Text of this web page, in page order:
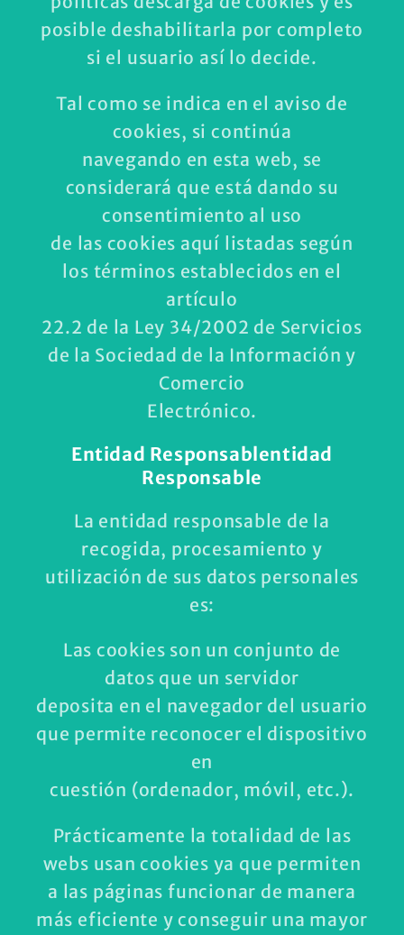
posible deshabilitarla por completo
si el usuario así lo decide.
Tal como se indica en el aviso de
cookies, si continúa
navegando en esta web, se
considerará que está dando su
consentimiento al uso
de las cookies aquí listadas según
los términos establecidos en el
artículo
22.2 de la Ley 34/2002 de Servicios
de la Sociedad de la Información y
Comercio
Electrónico.
Entidad Responsablentidad
Responsable
La entidad responsable de la
recogida, procesamiento y
utilización de sus datos personales
es:
Las cookies son un conjunto de
datos que un servidor
deposita en el navegador del usuario
que permite reconocer el dispositivo
en
cuestión (ordenador, móvil, etc.).
Prácticamente la totalidad de las
webs usan cookies ya que permiten
a las páginas funcionar de manera
más eficiente y conseguir una mayor